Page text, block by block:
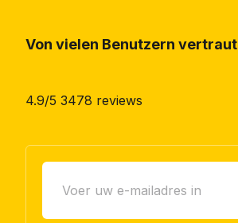
Von vielen Benutzern vertraut
4.9/5 3478 reviews